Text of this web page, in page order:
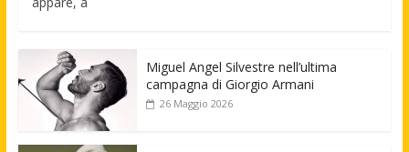
Miguel Angel Silvestre nell’ultima
campagna di Giorgio Armani
26 Maggio 2026